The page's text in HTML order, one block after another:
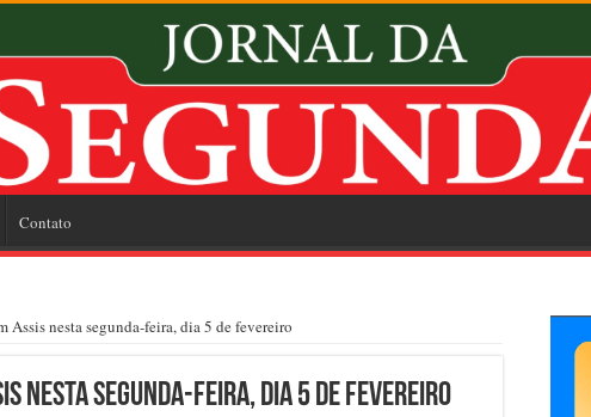
Contato
Assis nesta segunda-feira, dia 5 de fevereiro
nesta segunda-feira, dia 5 de fevereiro